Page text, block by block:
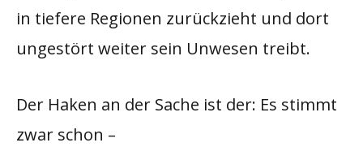
in tiefere Regionen zurückzieht und dort
ungestört weiter sein Unwesen treibt.
Der Haken an der Sache ist der: Es stimmt
zwar schon –